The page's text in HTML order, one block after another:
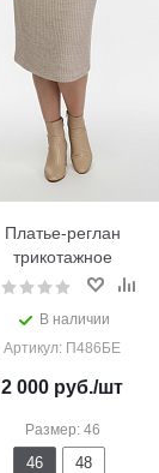
Платье-реглан
трикотажное
В наличии
Артикул: П486БЕ
2 000 руб./шт
Размер: 46
46 48